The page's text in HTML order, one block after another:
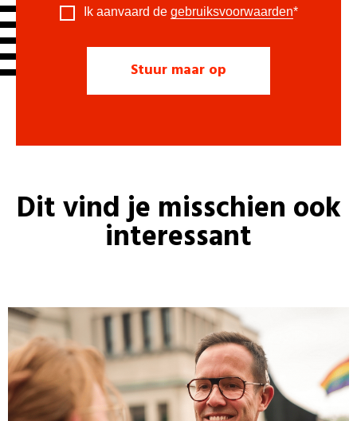
Ik aanvaard de gebruiksvoorwaarden*
Dit vind je misschien ook
interessant